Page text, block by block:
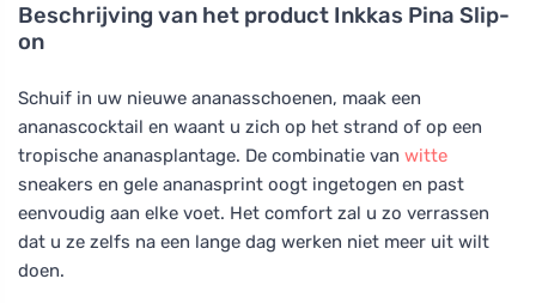
Beschrijving van het product Inkkas Pina Slip-
on
Schuif in uw nieuwe ananasschoenen, maak een
ananascocktail en waant u zich op het strand of op een
tropische ananasplantage. De combinatie van witte
sneakers en gele ananasprint oogt ingetogen en past
eenvoudig aan elke voet. Het comfort zal u zo verrassen
dat u ze zelfs na een lange dag werken niet meer uit wilt
doen.